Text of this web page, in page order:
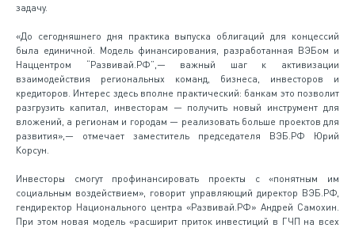
задачу.
«До сегодняшнего дня практика выпуска облигаций для концессий
была единичной. Модель финансирования, разработанная ВЭБом и
Наццентром “Развивай.РФ”,— важный шаг к активизации
взаимодействия региональных команд, бизнеса, инвесторов и
кредиторов. Интерес здесь вполне практический: банкам это позволит
разгрузить капитал, инвесторам — получить новый инструмент для
вложений, а регионам и городам — реализовать больше проектов для
развития»,— отмечает заместитель председателя ВЭБ.РФ Юрий
Корсун.
Инвесторы смогут профинансировать проекты с «понятным им
социальным воздействием», говорит управляющий директор ВЭБ.РФ,
гендиректор Национального центра «Развивай.РФ» Андрей Самохин.
При этом новая модель «расширит приток инвестиций в ГЧП на всех